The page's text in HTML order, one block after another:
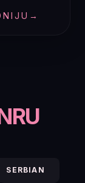
→
SERBIAN